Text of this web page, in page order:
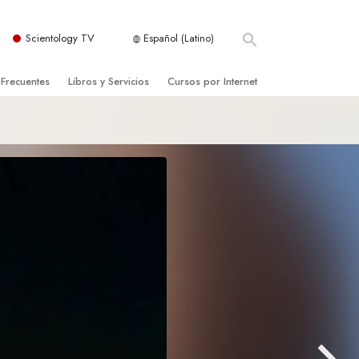
Scientology TV Español (Latino)
Iglesia
Libros y Servicios Cursos por Internet
Las Dinámicas de la Existencia